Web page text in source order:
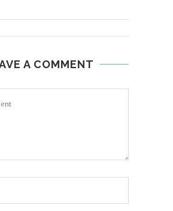
A COMMENT